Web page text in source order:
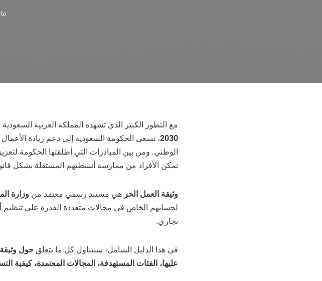
مع التطور الكبير الذي تشهده المملكة العربية
2030، تسعى الحكومة السعودية إلى دعم ريادة
الوطني. ومن بين المبادرات التي أطلقتها الحكومة
تمكن الأفراد من ممارسة أنشطتهم المستقلة بشكل
وثيقة العمل الحر هي مستند رسمي معتمد منوزارة
لحسابهم الخاص في مجالات متعددة القدرة على تنظيم
تجاري.
في هذا الدليل الشامل، سنتناول كل ما يتعلقحول
عليها، الفئات المستهدفة، المجالات المعتمدة، كيفية